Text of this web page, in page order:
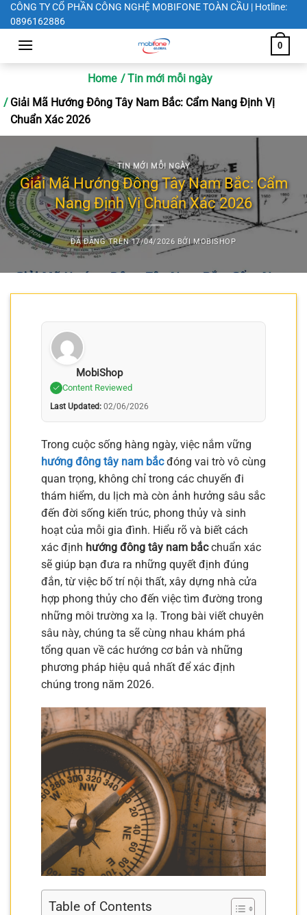
Chuyển
đến
CÔNG TY CỔ PHẦN CÔNG NGHỆ MOBIFONE TOÀN CẦU | Hotline:
0896162886
0
Home
Tin mới mỗi ngày
Giải Mã Hướng Đông Tây Nam Bắc: Cẩm Nang Định Vị
Chuẩn Xác 2026
TIN MỚI MỖI NGÀY
Giải Mã Hướng Đông Tây Nam Bắc: Cẩm
Nang Định Vị Chuẩn Xác 2026
ĐÃ ĐĂNG TRÊN17/04/2026 BỞIMOBISHOP
MobiShop
Content Reviewed
Last Updated: 02/06/2026
Trong cuộc sống hàng ngày, việc nắm vững
hướng đông tây nam bắcđóng vai trò vô cùng
quan trọng, không chỉ trong các chuyến đi
thám hiểm, du lịch mà còn ảnh hưởng sâu sắc
đến đời sống kiến trúc, phong thủy và sinh
hoạt của mỗi gia đình. Hiểu rõ và biết cách
xác định hướng đông tây nam bắcchuẩn xác
sẽ giúp bạn đưa ra những quyết định đúng
đắn, từ việc bố trí nội thất, xây dựng nhà cửa
hợp phong thủy cho đến việc tìm đường trong
những môi trường xa lạ. Trong bài viết chuyên
sâu này, chúng ta sẽ cùng nhau khám phá
tổng quan về các hướng cơ bản và những
phương pháp hiệu quả nhất để xác định
chúng trong năm 2026.
Table of Contents